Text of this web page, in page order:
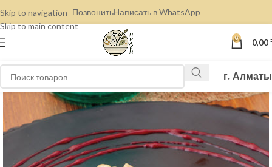
Skip to navigation
Skip to main content
ПозвонитьНаписать в WhatsApp
0 0,00
г. Алматы